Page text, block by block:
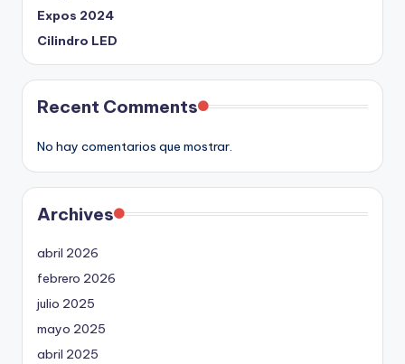
Expos 2024
Cilindro LED
Recent Comments
No hay comentarios que mostrar.
Archives
abril 2026
febrero 2026
julio 2025
mayo 2025
abril 2025